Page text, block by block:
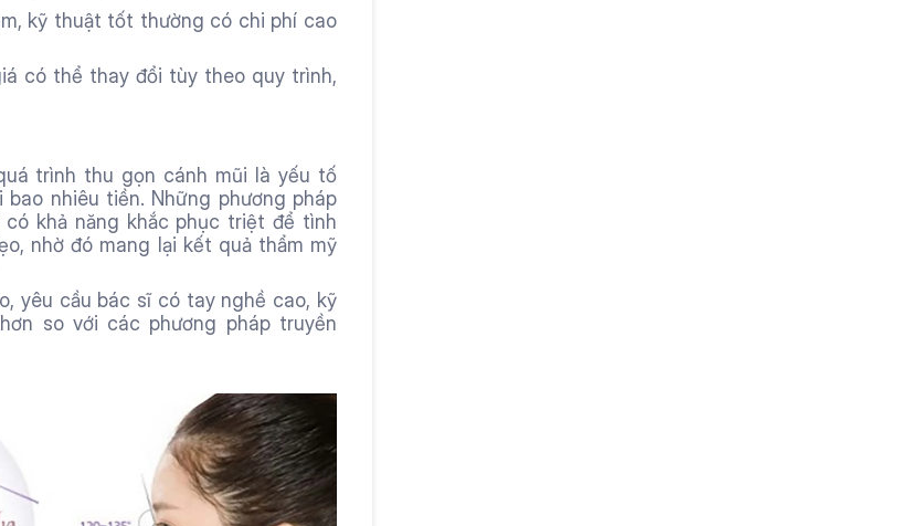
kỹ thuật tốt thường có chi phí cao
có thể thay đổi tùy theo quy trình,
trình thu gọn cánh mũi là yếu tố
nhiêu tiền. Những phương pháp
khả năng khắc phục triệt để tình
nhờ đó mang lại kết quả thẩm mỹ
yêu cầu bác sĩ có tay nghề cao, kỹ
so với các phương pháp truyền